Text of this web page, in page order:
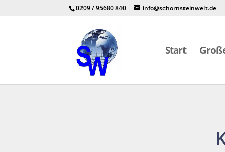
0209 / 95680 840 info@schornsteinwelt.de
Start